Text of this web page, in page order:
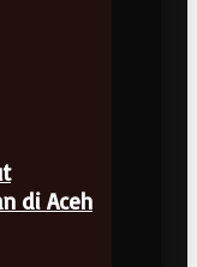
di Aceh